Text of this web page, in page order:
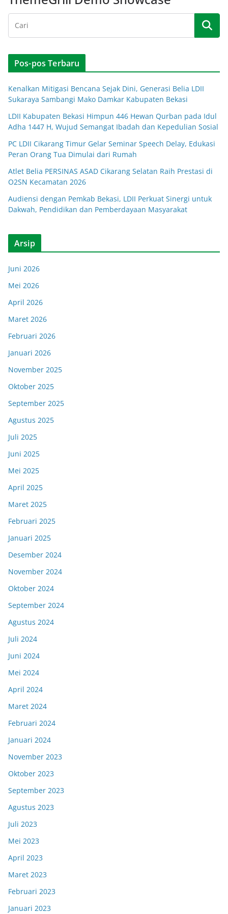
Pos-pos Terbaru
Kenalkan Mitigasi Bencana Sejak Dini, Generasi Belia LDII
Sukaraya Sambangi Mako Damkar Kabupaten Bekasi
LDII Kabupaten Bekasi Himpun 446 Hewan Qurban pada Idul
Adha 1447 H, Wujud Semangat Ibadah dan Kepedulian Sosial
PC LDII Cikarang Timur Gelar Seminar Speech Delay, Edukasi
Peran Orang Tua Dimulai dari Rumah
Atlet Belia PERSINAS ASAD Cikarang Selatan Raih Prestasi di
O2SN Kecamatan 2026
Audiensi dengan Pemkab Bekasi, LDII Perkuat Sinergi untuk
Dakwah, Pendidikan dan Pemberdayaan Masyarakat
Arsip
Juni 2026
Mei 2026
April 2026
Maret 2026
Februari 2026
Januari 2026
November 2025
Oktober 2025
September 2025
Agustus 2025
Juli 2025
Juni 2025
Mei 2025
April 2025
Maret 2025
Februari 2025
Januari 2025
Desember 2024
November 2024
Oktober 2024
September 2024
Agustus 2024
Juli 2024
Juni 2024
Mei 2024
April 2024
Maret 2024
Februari 2024
Januari 2024
November 2023
Oktober 2023
September 2023
Agustus 2023
Juli 2023
Mei 2023
April 2023
Maret 2023
Februari 2023
Januari 2023